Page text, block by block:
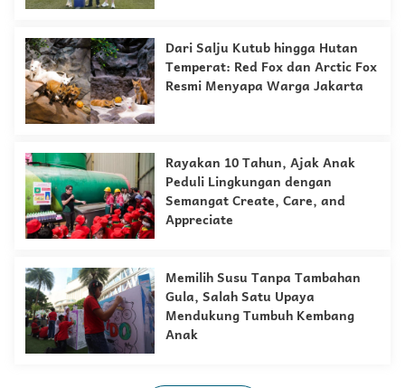
Dari Salju Kutub hingga Hutan
Temperat: Red Fox dan Arctic Fox
Resmi Menyapa Warga Jakarta
Rayakan 10 Tahun, Ajak Anak
Peduli Lingkungan dengan
Semangat Create, Care, and
Appreciate
Memilih Susu Tanpa Tambahan
Gula, Salah Satu Upaya
Mendukung Tumbuh Kembang
Anak